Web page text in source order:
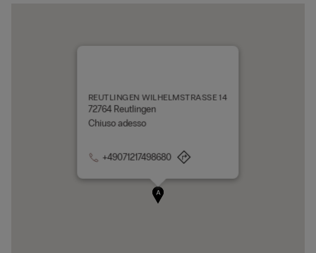
A
REUTLINGEN WILHELMSTRASSE 14
72764 Reutlingen
Chiuso adesso
+49071217498680